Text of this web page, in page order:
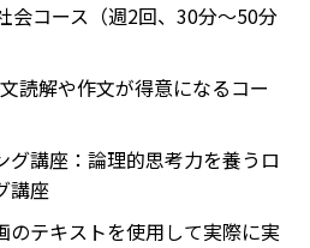
会コース（週2回、30分～50分
読解や作文が得意になるコー
グ講座：論理的思考力を養うロ
講座
のテキストを使用して実際に実